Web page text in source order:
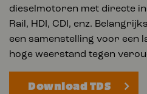
dieselmotoren met directe
Rail, HDI, CDI, enz.
een samenstelling voor een
hoge weerstand tegen
Download TDS